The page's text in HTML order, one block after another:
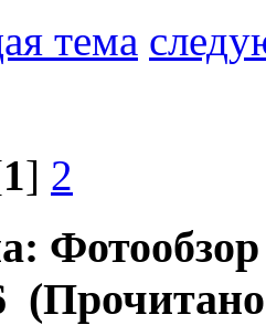
тема
1] 2
(Прочитано